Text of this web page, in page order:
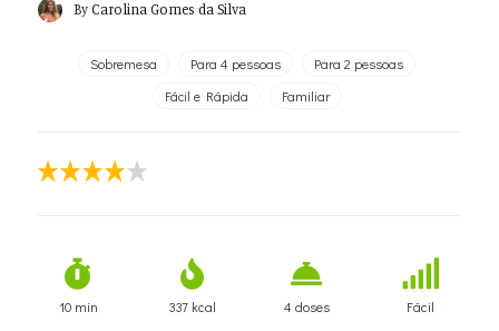
By Carolina Gomes da Silva
Sobremesa Para 4 pessoas
Para 2 pessoas
Fácil e Rápida
Familiar
10 min 337 kcal 4 doses Fácil